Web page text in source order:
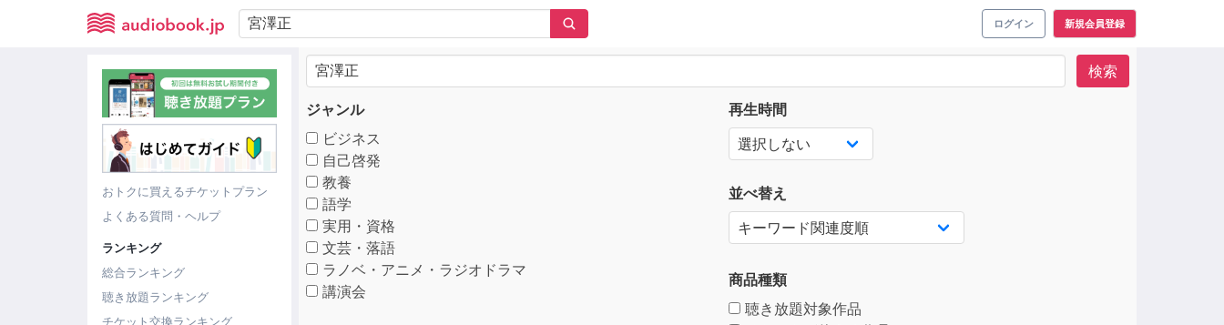
ログイン 新規会員登録
おトクに買えるチケットプラン
よくある質問・ヘルプ
ランキング
総合ランキング
聴き放題ランキング
チケット交換ランキング
検索
ジャンル
ビジネス
自己啓発
教養
語学
実用・資格
文芸・落語
ラノベ・アニメ・ラジオドラマ
講演会
再生時間
並べ替え
商品種類
聴き放題対象作品